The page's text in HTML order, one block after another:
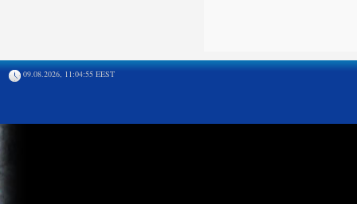
09.08.2026, 11:04:55 EEST